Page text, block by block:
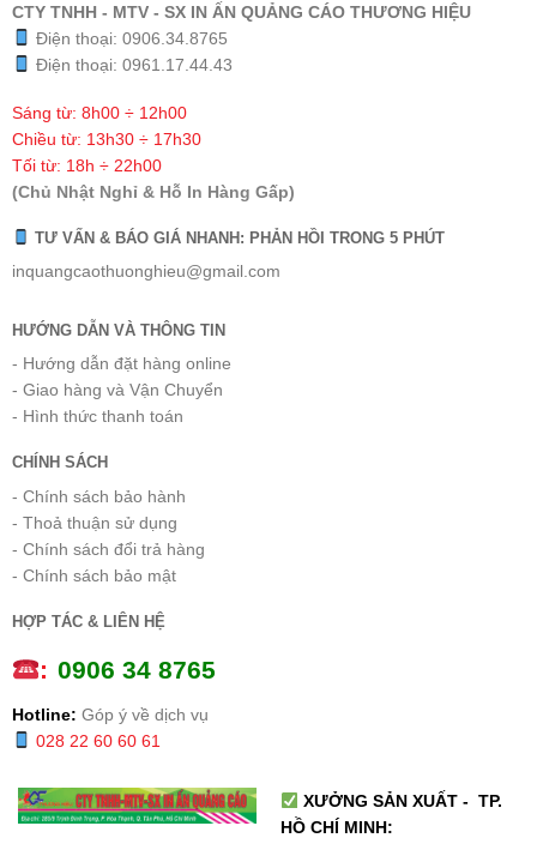
CTY TNHH - MTV - SX IN ẤN QUẢNG CÁO THƯƠNG HIỆU
Điện thoại: 0906.34.8765
Điện thoại: 0961.17.44.43
Sáng từ: 8h00 ÷ 12h00
Chiều từ: 13h30 ÷ 17h30
Tối từ: 18h ÷ 22h00
(Chủ Nhật Nghỉ & Hỗ In Hàng Gấp)
TƯ VẤN & BÁO GIÁ NHANH: PHẢN HỒI TRONG 5 PHÚT
inquangcaothuonghieu@gmail.com
HƯỚNG DẪN VÀ THÔNG TIN
- Hướng dẫn đặt hàng online
- Giao hàng và Vận Chuyển
- Hình thức thanh toán
CHÍNH SÁCH
- Chính sách bảo hành
- Thoả thuận sử dụng
- Chính sách đổi trả hàng
- Chính sách bảo mật
HỢP TÁC & LIÊN HỆ
: 0906 34 8765
Hotline: Góp ý về dịch vụ
028 22 60 60 61
XƯỞNG SẢN XUẤT - TP.
HỒ CHÍ MINH: